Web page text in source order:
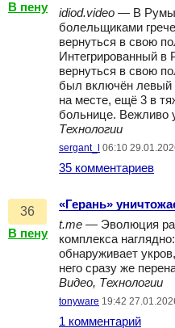
В пену
idiod.video — В
болельщиками
вернуться в свою
Интегрированный в
вернуться в свою
был включён левый
на месте, ещё 3 в
больнице. Вежливо
Технологии
sergant_l 06:10
35 комментариев
36
В пену
«Герань»
t.me — Эволюция
комплекса
обнаруживает
него сразу же
Видео, Технологии
tonyware 19:42
1 комментарий